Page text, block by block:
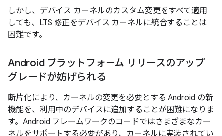
しかし、デバイス カーネルのカスタム変更をすべて適用
しても、LTS 修正をデバイス カーネルに統合することは
困難です。
Android プラットフォーム リリースのアップ
グレードが妨げられる
断片化により、カーネルの変更を必要とする Android の新
機能を、利用中のデバイスに追加することが困難になりま
す。Android フレームワークのコードではさまざまなカー
ネルをサポートする必要があり、カーネルに実装されてい